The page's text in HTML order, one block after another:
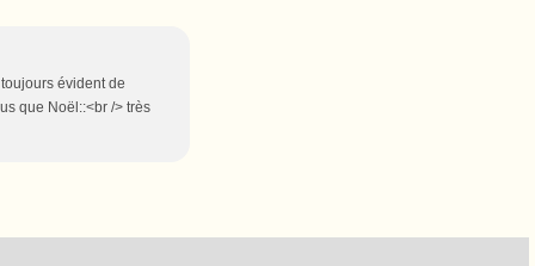
évident de
que Noël::<br /> très